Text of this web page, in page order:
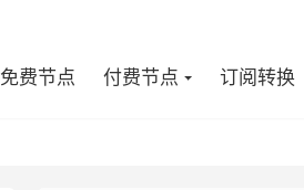
免费节点 付费节点 订阅转换